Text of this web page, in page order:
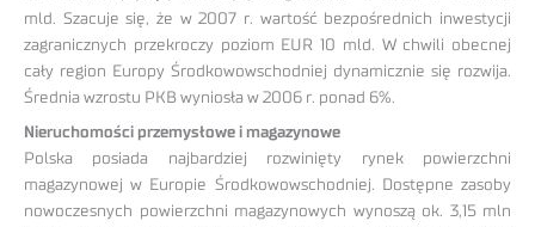
mld. Szacuje się, że w 2007 r. wartość bezpośrednich inwestycji
zagranicznych przekroczy poziom EUR 10 mld. W chwili obecnej
cały region Europy Środkowowschodniej dynamicznie się rozwija.
Średnia wzrostu PKB wyniosła w 2006 r. ponad 6%.
Nieruchomości przemysłowe i magazynowe
Polska posiada najbardziej rozwinięty rynek powierzchni
magazynowej w Europie Środkowowschodniej. Dostępne zasoby
nowoczesnych powierzchni magazynowych wynoszą ok. 3,15 mln